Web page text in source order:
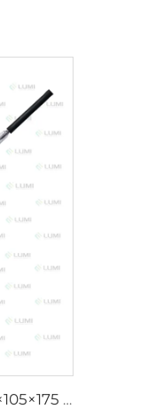
レーザークリプトンランプ L2851-5×105×175 mm